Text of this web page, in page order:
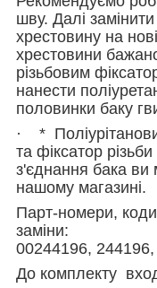
шву. Далі
хрестовину на
хрестовини
різьбовим
нанести
половинки баку
· * П
та фіксатор різьби
з'єднання бака ви
нашому магазині.
Парт-номери,
заміни:
00244196,
До комплекту